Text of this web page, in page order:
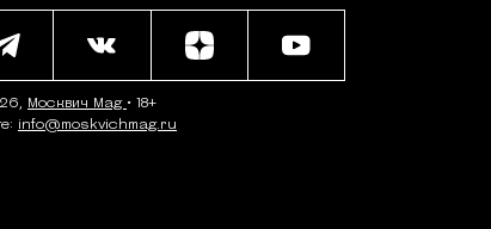
Москвич Mag • 18+
info@moskvichmag.ru